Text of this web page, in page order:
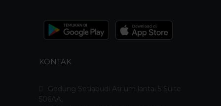
KONTAK
Gedung Setiabudi Atrium lantai 5 Suite
506AA,